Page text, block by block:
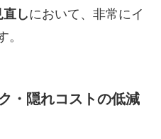
しにおいて、非常にイ
。
・隠れコストの低減